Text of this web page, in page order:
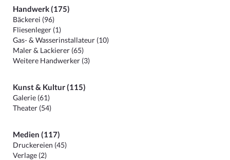
Handwerk (175)
Bäckerei (96)
Fliesenleger (1)
Gas- & Wasserinstallateur (10)
Maler & Lackierer (65)
Weitere Handwerker (3)
Kunst & Kultur (115)
Galerie (61)
Theater (54)
Medien (117)
Druckereien (45)
Verlage (2)